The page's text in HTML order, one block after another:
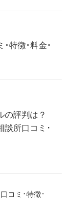
･特徴･料金･
の評判は？
談所口コミ･
コミ･特徴･